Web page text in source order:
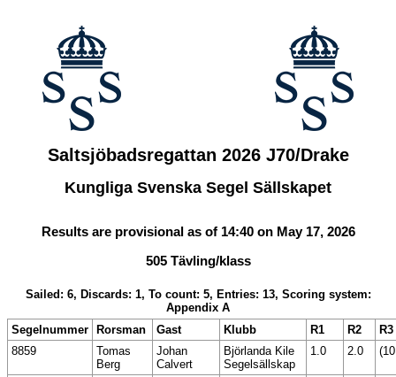
Saltsjöbadsregattan 2026 J70/Drake
Kungliga Svenska Segel Sällskapet
Results are provisional as of 14:40 on May 17, 2026
505 Tävling/klass
Sailed: 6, Discards: 1, To count: 5, Entries: 13, Scoring system:
Appendix A
Segelnummer Rorsman Gast Klubb R1 R2
R3
8859
Tomas
Berg
Johan
Calvert
Björlanda Kile
Segelsällskap
1.0 2.0